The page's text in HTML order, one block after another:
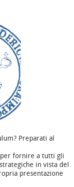
Preparati al
fornire a tutti gli
in vista del
presentazione